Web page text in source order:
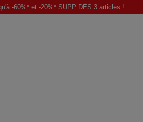
-60%* et -20%* SUPP DÈS 3 articles !